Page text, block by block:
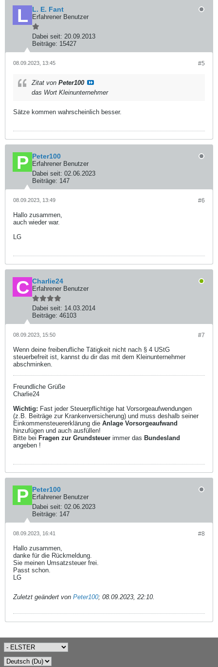
L. E. Fant
Erfahrener Benutzer
Dabei seit: 20.09.2013
Beiträge: 15427
#5
08.09.2023, 13:45
Zitat von Peter100
das Wort Kleinunternehmer
Sätze kommen wahrscheinlich besser.
Peter100
Erfahrener Benutzer
Dabei seit: 02.06.2023
Beiträge: 147
#6
08.09.2023, 13:49
Hallo zusammen,
auch wieder war.
LG
Charlie24
Erfahrener Benutzer
Dabei seit: 14.03.2014
Beiträge: 46103
#7
08.09.2023, 15:50
Wenn deine freiberufliche Tätigkeit nicht nach § 4 UStG
steuerbefreit ist, kannst du dir das mit dem Kleinunternehmer
abschminken.
Freundliche Grüße
Charlie24
Wichtig: Fast jeder Steuerpflichtige hat Vorsorgeaufwendungen
(z.B. Beiträge zur Krankenversicherung) und muss deshalb seiner
Einkommensteuererklärung die Anlage Vorsorgeaufwand
hinzufügen und auch ausfüllen!
Bitte bei Fragen zur Grundsteuer immer das Bundesland
angeben !
Peter100
Erfahrener Benutzer
Dabei seit: 02.06.2023
Beiträge: 147
#8
08.09.2023, 16:41
Hallo zusammen,
danke für die Rückmeldung.
Sie meinen Umsatzsteuer frei.
Passt schon.
LG
Zuletzt geändert von Peter100; 08.09.2023, 22:10.